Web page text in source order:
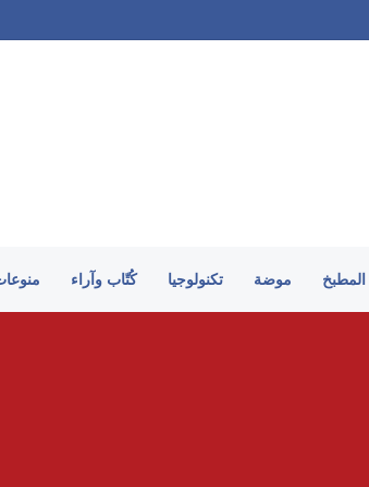
المطبخ موضة تكنولوجيا كُتّاب وآراء